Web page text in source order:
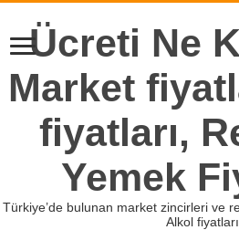
Ücreti Ne
Market
fiyatları,
Yemek
Türkiye’de bulunan market zincirleri ve
Alkol fiyatları.